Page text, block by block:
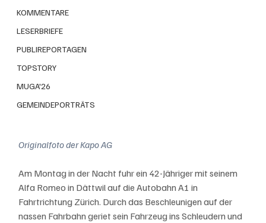
KOMMENTARE
LESERBRIEFE
PUBLIREPORTAGEN
TOPSTORY
MUGA'26
GEMEINDEPORTRÄTS
Originalfoto der Kapo AG
Am Montag in der Nacht fuhr ein 42-Jähriger mit seinem
Alfa Romeo in Dättwil auf die Autobahn A1 in
Fahrtrichtung Zürich. Durch das Beschleunigen auf der
nassen Fahrbahn geriet sein Fahrzeug ins Schleudern und